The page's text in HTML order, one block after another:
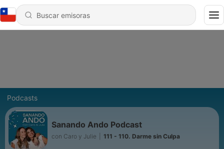
Podcasts
Sanando Ando Podcast
con Caro y Julie 111 - 110. Darme sin Culpa